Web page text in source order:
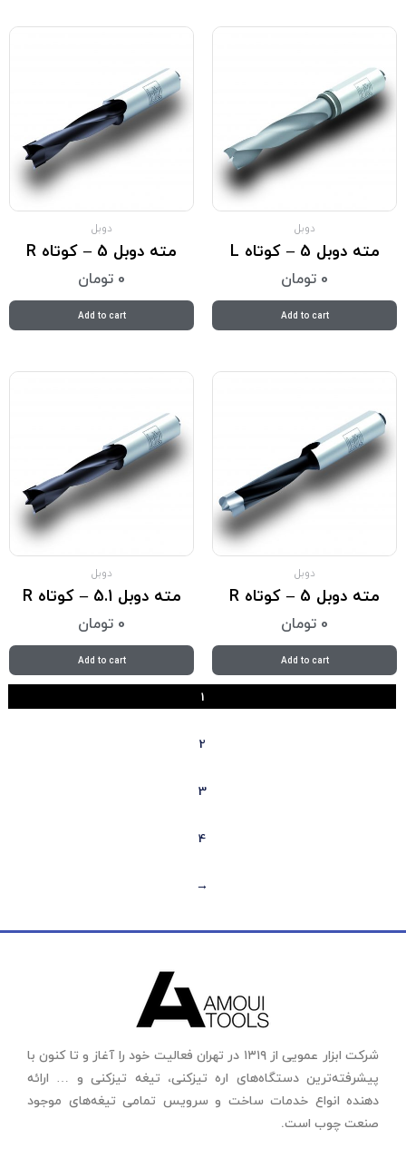
دوبل
مته دوبل 5 – کوتاه L
0 تومان
Add to cart
دوبل
مته دوبل 5 – کوتاه R
0 تومان
Add to cart
دوبل
مته دوبل 5 – کوتاه R
0 تومان
Add to cart
دوبل
مته دوبل 5.1 – کوتاه R
0 تومان
Add to cart
1
2
3
4
←
شرکت ابزار عمویی از ۱۳۱۹ در تهران فعالیت خود را آغاز و تا کنون با
پیشرفته‌ترین دستگاه‌های اره تیزکنی، تیغه تیزکنی و … ارائه
دهنده انواع خدمات ساخت و سرویس تمامی تیغه‌های موجود
صنعت چوب است.